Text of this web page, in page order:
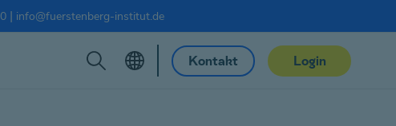
| info@fuerstenberg-institut.de
Kontakt Login